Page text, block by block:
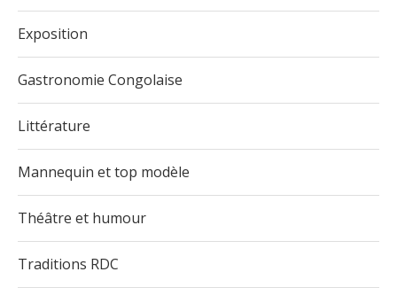
Exposition
Gastronomie Congolaise
Littérature
Mannequin et top modèle
Théâtre et humour
Traditions RDC